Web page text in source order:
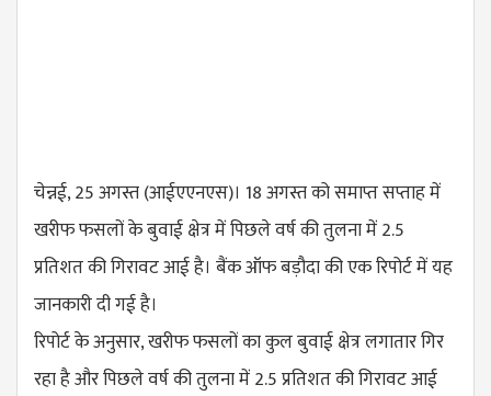
चेन्नई, 25 अगस्त (आईएएनएस)। 18 अगस्त को समाप्त सप्ताह में
खरीफ फसलों के बुवाई क्षेत्र में पिछले वर्ष की तुलना में 2.5
प्रतिशत की गिरावट आई है। बैंक ऑफ बड़ौदा की एक रिपोर्ट में यह
जानकारी दी गई है।
रिपोर्ट के अनुसार, खरीफ फसलों का कुल बुवाई क्षेत्र लगातार गिर
रहा है और पिछले वर्ष की तुलना में 2.5 प्रतिशत की गिरावट आई